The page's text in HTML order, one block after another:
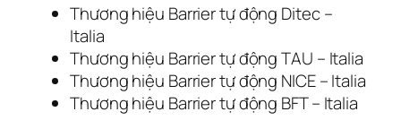
Thương hiệu Barrier tự động Ditec –
Italia
Thương hiệu Barrier tự động TAU – Italia
Thương hiệu Barrier tự động NICE – Italia
Thương hiệu Barrier tự động BFT – Italia